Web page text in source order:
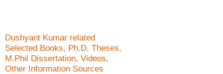
Dushyant Kumar related
Selected Books, Ph.D. Theses,
M.Phil Dissertation, Videos,
Other Information Sources